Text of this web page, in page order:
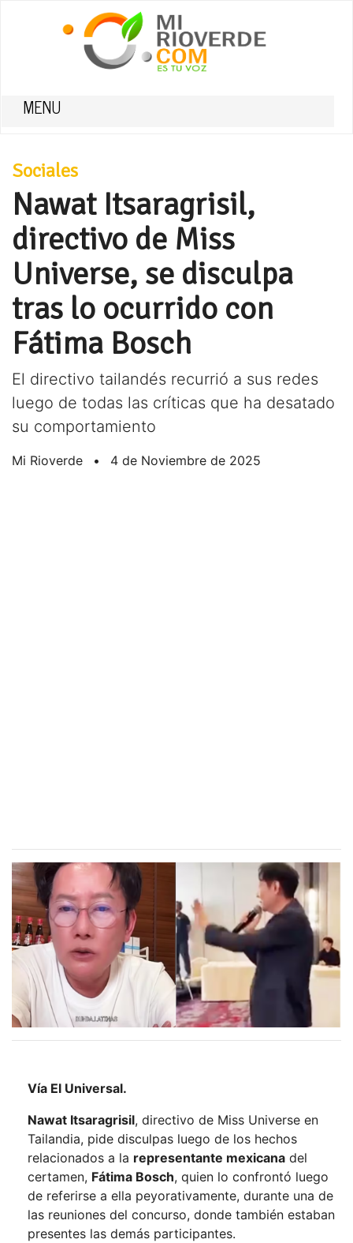
MENU
Sociales
Nawat Itsaragrisil,
directivo de Miss
Universe, se disculpa
tras lo ocurrido con
Fátima Bosch
El directivo tailandés recurrió a sus redes
luego de todas las críticas que ha desatado
su comportamiento
Mi Rioverde • 4 de Noviembre de 2025
Vía El Universal.
Nawat Itsaragrisil, directivo de Miss Universe en
Tailandia, pide disculpas luego de los hechos
relacionados a la representante mexicana del
certamen, Fátima Bosch, quien lo confrontó luego
de referirse a ella peyorativamente, durante una de
las reuniones del concurso, donde también estaban
presentes las demás participantes.